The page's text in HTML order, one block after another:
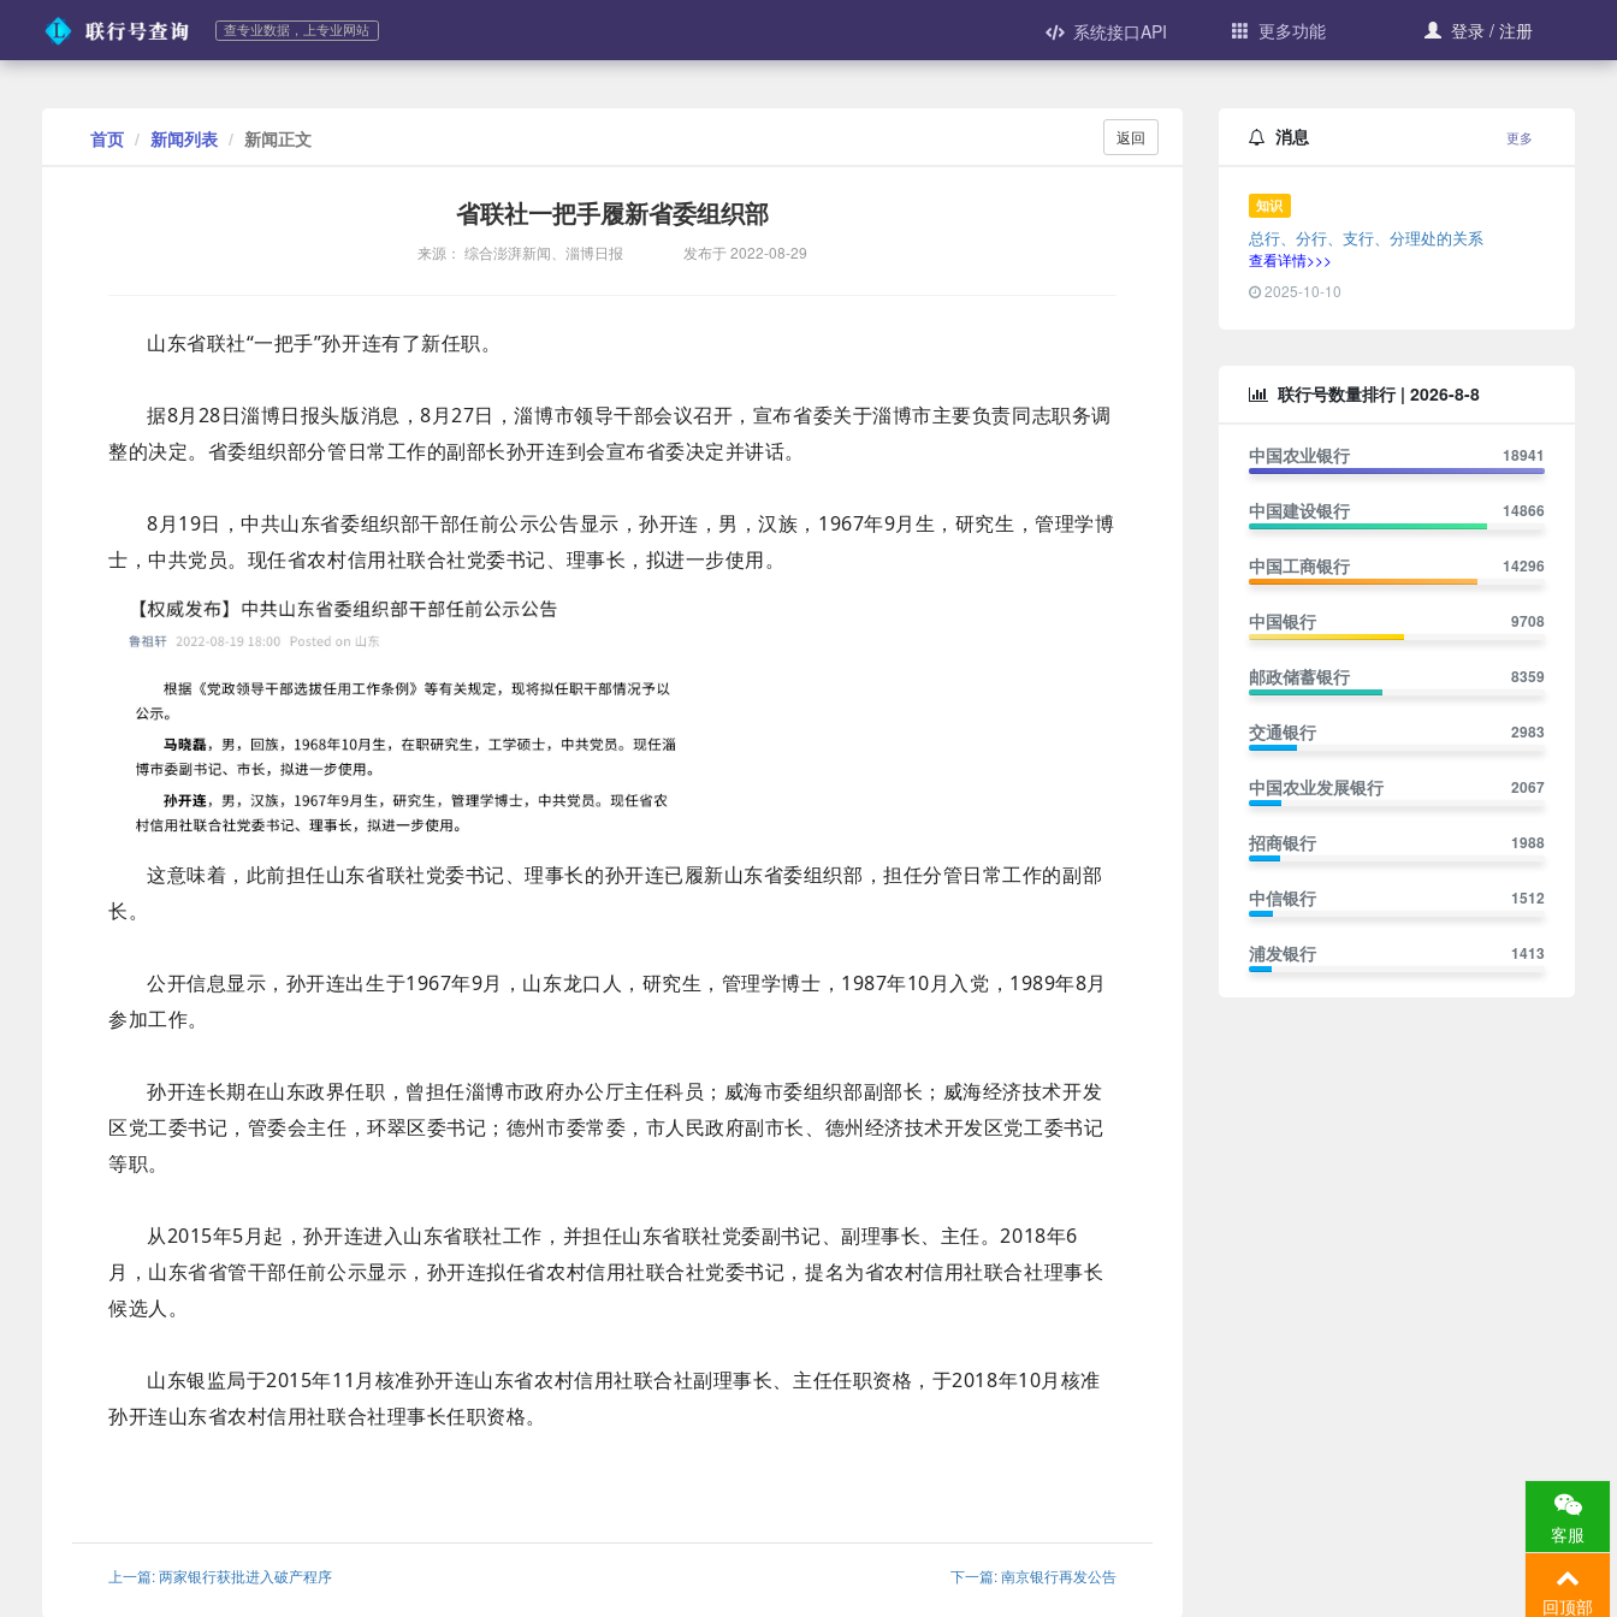
查专业数据，上专业网站 登录 / 注册
更多功能
系统接口API
首页 新闻列表 新闻正文 返回
省联社一把手履新省委组织部
来源： 综合澎湃新闻、淄博日报 发布于 2022-08-29
山东省联社“一把手”孙开连有了新任职。
据8月28日淄博日报头版消息，8月27日，淄博市领导干部会议召开，宣布省委关于淄博市主要负责同志职务调
整的决定。省委组织部分管日常工作的副部长孙开连到会宣布省委决定并讲话。
8月19日，中共山东省委组织部干部任前公示公告显示，孙开连，男，汉族，1967年9月生，研究生，管理学博
士，中共党员。现任省农村信用社联合社党委书记、理事长，拟进一步使用。
这意味着，此前担任山东省联社党委书记、理事长的孙开连已履新山东省委组织部，担任分管日常工作的副部
长。
公开信息显示，孙开连出生于1967年9月，山东龙口人，研究生，管理学博士，1987年10月入党，1989年8月
参加工作。
孙开连长期在山东政界任职，曾担任淄博市政府办公厅主任科员；威海市委组织部副部长；威海经济技术开发
区党工委书记，管委会主任，环翠区委书记；德州市委常委，市人民政府副市长、德州经济技术开发区党工委书记
等职。
从2015年5月起，孙开连进入山东省联社工作，并担任山东省联社党委副书记、副理事长、主任。2018年6
月，山东省省管干部任前公示显示，孙开连拟任省农村信用社联合社党委书记，提名为省农村信用社联合社理事长
候选人。
山东银监局于2015年11月核准孙开连山东省农村信用社联合社副理事长、主任任职资格，于2018年10月核准
孙开连山东省农村信用社联合社理事长任职资格。
上一篇: 两家银行获批进入破产程序 下一篇: 南京银行再发公告
消息 更多
知识
总行、分行、支行、分理处的关系
查看详情>>>
2025-10-10
联行号数量排行 | 2026-8-8
18941
中国农业银行
14866
中国建设银行
14296
中国工商银行
9708
中国银行
8359
邮政储蓄银行
2983
交通银行
2067
中国农业发展银行
1988
招商银行
1512
中信银行
1413
浦发银行
客服
回顶部